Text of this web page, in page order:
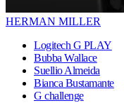
HERMAN MILLER
Logitech G PLAY
Bubba Wallace
Suellio Almeida
Bianca Bustamante
G challenge